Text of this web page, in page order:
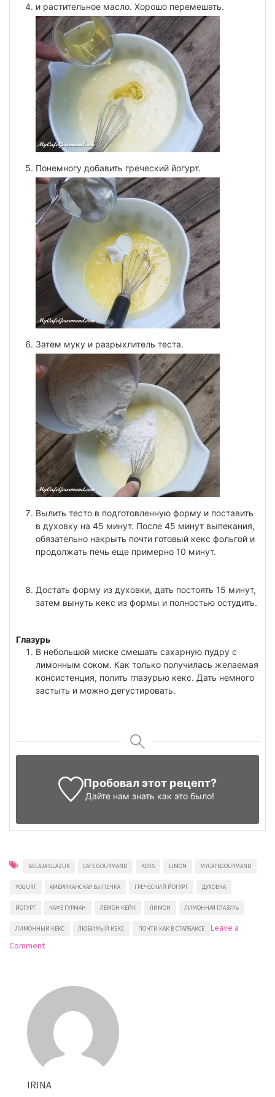
и растительное масло. Хорошо перемешать.
Понемногу добавить греческий йогурт.
Затем муку и разрыхлитель теста.
Вылить тесто в подготовленную форму и поставить
в духовку на 45 минут. После 45 минут выпекания,
обязательно накрыть почти готовый кекс фольгой и
продолжать печь еще примерно 10 минут.
Достать форму из духовки, дать постоять 15 минут,
затем вынуть кекс из формы и полностью остудить.
Глазурь
В небольшой миске смешать сахарную пудру с
лимонным соком. Как только получилась желаемая
консистенция, полить глазурью кекс. Дать немного
застыть и можно дегустировать.
Пробовал этот рецепт?
Дайте нам знать как это было!
BELAJA GLAZUR CAFE GOURMAND KEKS LIMON MYCAFEGOURMAND
YOGURT АМЕРИКАНСКАЯ ВЫПЕЧКА ГРЕЧЕСКИЙ ЙОГУРТ ДУХОВКА
ЙОГУРТ КАФЕ ГУРМАН ЛЕМОН КЕЙК ЛИМОН ЛИМОННАЯ ГЛАЗУРЬ
ЛИМОННЫЙ КЕКС ЛЮБИМЫЙ КЕКС ПОЧТИ КАК В СТАРБАКСЕ
Leave a
Commenton
йогурте
IRINA